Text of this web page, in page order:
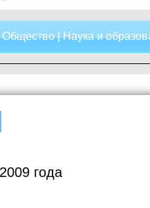
Общество|Наука и
года